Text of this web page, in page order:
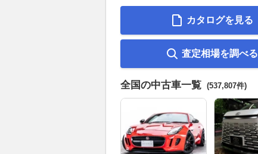
カタログを見る
査定相場を調べる
全国の中古車一覧 (537,807件)